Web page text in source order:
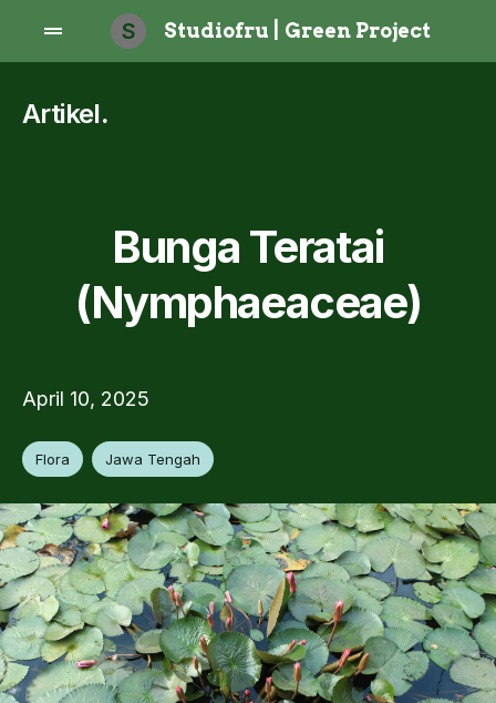
S Studiofru | Green Project
Artikel.
Bunga Teratai
(Nymphaeaceae)
April 10, 2025
Flora Jawa Tengah